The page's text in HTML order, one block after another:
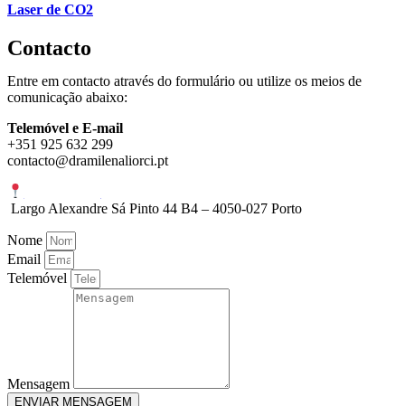
Laser de CO2
Contacto
Entre em contacto através do formulário ou utilize os meios de
comunicação abaixo:
Telemóvel e E-mail
+351 925 632 299
contacto@dramilenaliorci.pt
Largo Alexandre Sá Pinto 44 B4 – 4050-027 Porto
Nome
Email
Telemóvel
Mensagem
ENVIAR MENSAGEM